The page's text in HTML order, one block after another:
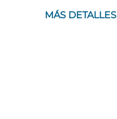
MÁS DETALLES